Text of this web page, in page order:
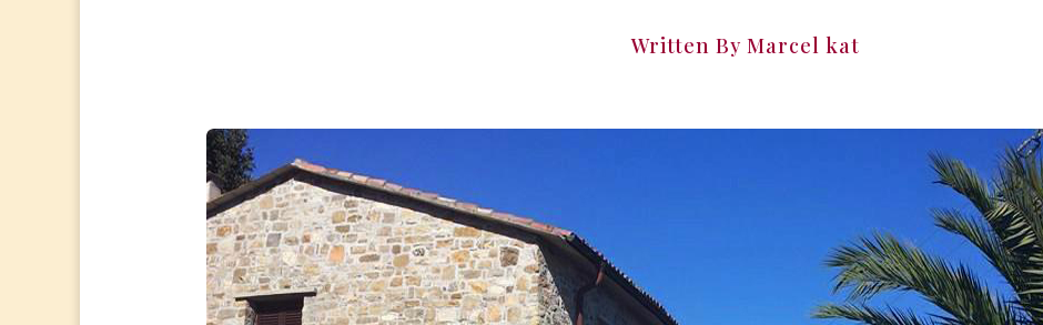
Written By Marcel kat